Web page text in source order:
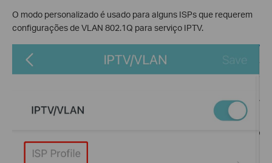
O modo personalizado é usado para alguns ISPs que requerem
configurações de VLAN 802.1Q para serviço IPTV.